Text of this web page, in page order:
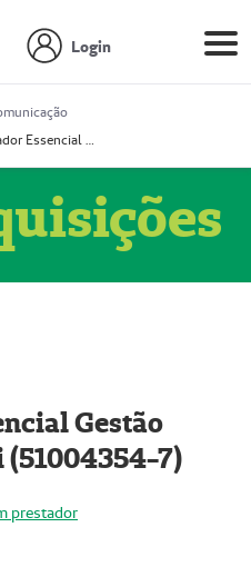
Login
Prestador Essencial Gestão em Saúde Ereli (51004354-7)
Gestão
(51004354-7)
prestador